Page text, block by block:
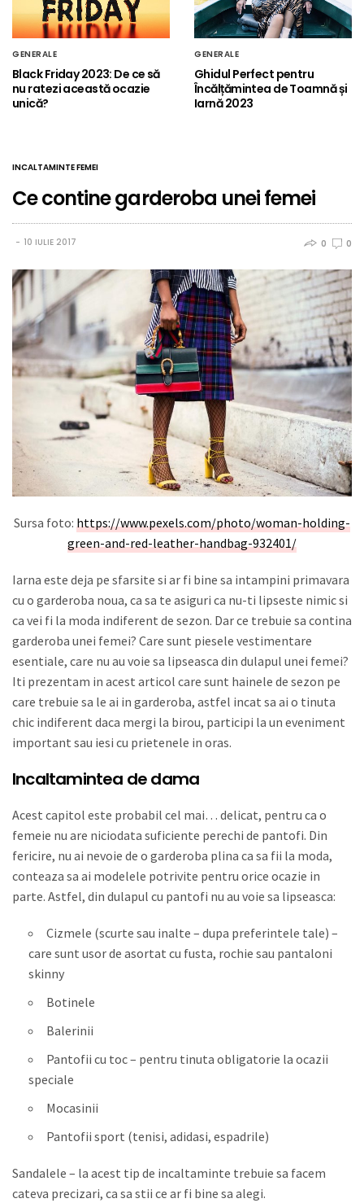
GENERALE
Black Friday 2023: De ce să
nu ratezi această ocazie
unică?
GENERALE
Ghidul Perfect pentru
Încălțămintea de Toamnă și
Iarnă 2023
INCALTAMINTE FEMEI
Ce contine garderoba unei femei
10 IULIE 2017 0 0
Sursa foto: https://www.pexels.com/photo/woman-holding-
green-and-red-leather-handbag-932401/
Iarna este deja pe sfarsite si ar fi bine sa intampini primavara
cu o garderoba noua, ca sa te asiguri ca nu-ti lipseste nimic si
ca vei fi la moda indiferent de sezon. Dar ce trebuie sa contina
garderoba unei femei? Care sunt piesele vestimentare
esentiale, care nu au voie sa lipseasca din dulapul unei femei?
Iti prezentam in acest articol care sunt hainele de sezon pe
care trebuie sa le ai in garderoba, astfel incat sa ai o tinuta
chic indiferent daca mergi la birou, participi la un eveniment
important sau iesi cu prietenele in oras.
Incaltamintea de dama
Acest capitol este probabil cel mai… delicat, pentru ca o
femeie nu are niciodata suficiente perechi de pantofi. Din
fericire, nu ai nevoie de o garderoba plina ca sa fii la moda,
conteaza sa ai modelele potrivite pentru orice ocazie in
parte. Astfel, din dulapul cu pantofi nu au voie sa lipseasca:
Cizmele (scurte sau inalte – dupa preferintele tale) –
care sunt usor de asortat cu fusta, rochie sau pantaloni
skinny
Botinele
Balerinii
Pantofii cu toc – pentru tinuta obligatorie la ocazii
speciale
Mocasinii
Pantofii sport (tenisi, adidasi, espadrile)
Sandalele – la acest tip de incaltaminte trebuie sa facem
cateva precizari, ca sa stii ce ar fi bine sa alegi.